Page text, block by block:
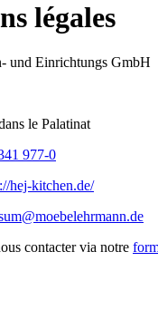
légales
und Einrichtungs GmbH
le Palatinat
977-0
hej-kitchen.de/
contacter via notre